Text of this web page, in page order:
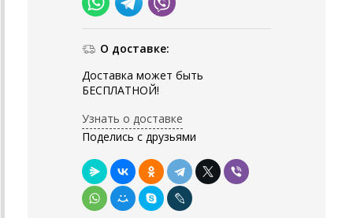
О доставке:
Доставка может быть
БЕСПЛАТНОЙ!
Узнать о доставке
Поделись с друзьями